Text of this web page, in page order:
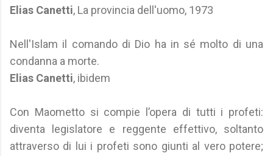
Elias Canetti, La provincia dell'uomo, 1973
Nell'Islam il comando di Dio ha in sé molto di una
condanna a morte.
Elias Canetti, ibidem
Con Maometto si compie l’opera di tutti i profeti:
diventa legislatore e reggente effettivo, soltanto
attraverso di lui i profeti sono giunti al vero potere;